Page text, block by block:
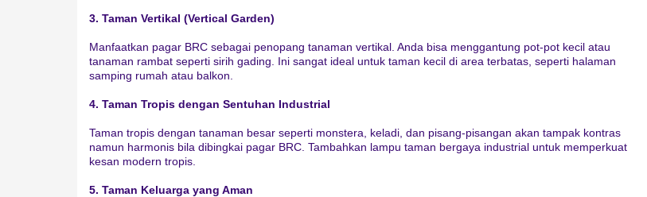
3. Taman Vertikal (Vertical Garden)
Manfaatkan pagar BRC sebagai penopang tanaman vertikal. Anda bisa menggantung pot-pot kecil atau
tanaman rambat seperti sirih gading. Ini sangat ideal untuk taman kecil di area terbatas, seperti halaman
samping rumah atau balkon.
4. Taman Tropis dengan Sentuhan Industrial
Taman tropis dengan tanaman besar seperti monstera, keladi, dan pisang-pisangan akan tampak kontras
namun harmonis bila dibingkai pagar BRC. Tambahkan lampu taman bergaya industrial untuk memperkuat
kesan modern tropis.
5. Taman Keluarga yang Aman